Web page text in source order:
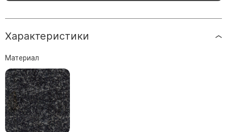
Часовни из белого мрамора и гранита
Скульптуры, барельефы и бюсты из бронзы
Памятники с фотокерамикой
Характеристики
Материал